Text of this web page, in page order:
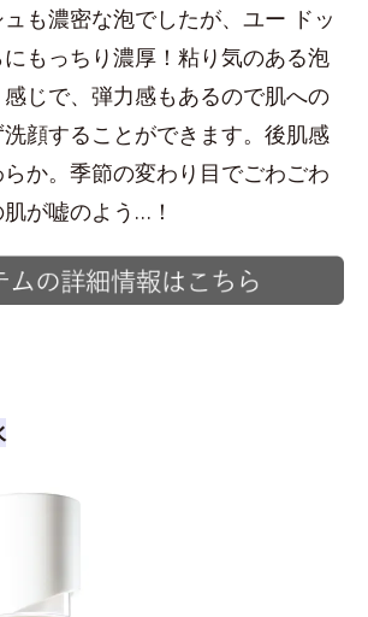
も濃密な泡でしたが、ユー ドッ
にもっちり濃厚！粘り気のある泡
じで、弾力感もあるので肌への
顔することができます。後肌感
か。季節の変わり目でごわごわ
が嘘のよう…！